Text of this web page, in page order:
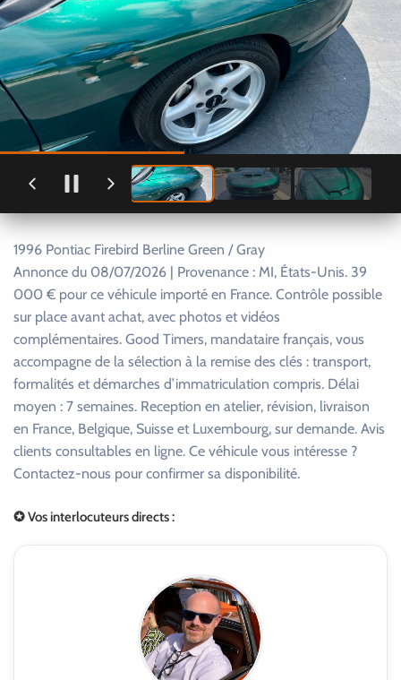
1996 Pontiac Firebird Berline Green / Gray
Annonce du 08/07/2026 | Provenance : MI, États-Unis. 39
000 € pour ce véhicule importé en France. Contrôle possible
sur place avant achat, avec photos et vidéos
complémentaires. Good Timers, mandataire français, vous
accompagne de la sélection à la remise des clés : transport,
formalités et démarches d’immatriculation compris. Délai
moyen : 7 semaines. Reception en atelier, révision, livraison
en France, Belgique, Suisse et Luxembourg, sur demande. Avis
clients consultables en ligne. Ce véhicule vous intéresse ?
Contactez-nous pour confirmer sa disponibilité.
✪ Vos interlocuteurs directs :